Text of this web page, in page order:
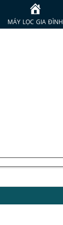
MÁY LỌC GIA ĐÌNH